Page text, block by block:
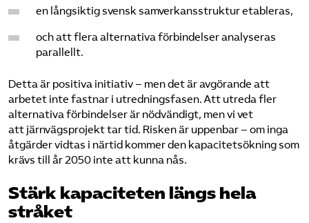
en långsiktig svensk samverkansstruktur etableras,
och att flera alternativa förbindelser analyseras
parallellt.
Detta är positiva initiativ – men det är avgörande att
arbetet inte fastnar i utredningsfasen. Att utreda fler
alternativa förbindelser är nödvändigt, men vi vet
att järnvägsprojekt tar tid. Risken är uppenbar – om inga
åtgärder vidtas i närtid kommer den kapacitetsökning som
krävs till år 2050 inte att kunna nås.
Stärk kapaciteten längs hela
stråket